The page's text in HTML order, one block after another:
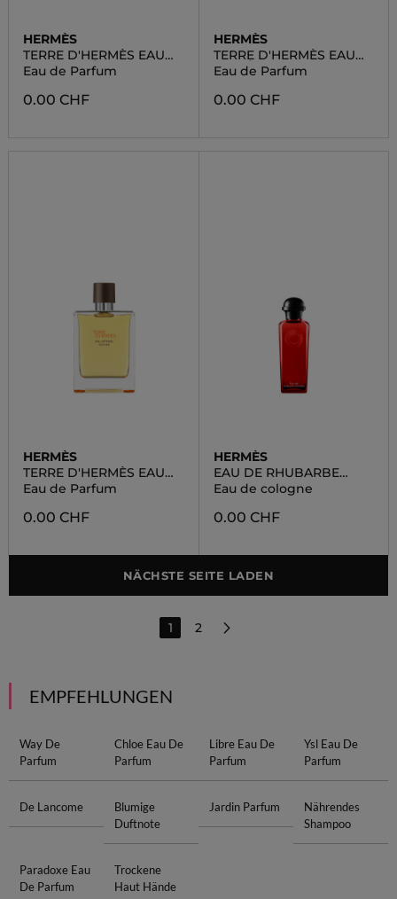
HERMÈS
TERRE D'HERMÈS EAU
INTENSE VÉTIVER
Eau de Parfum
0.00 CHF
HERMÈS
TERRE D'HERMÈS EAU
GIVRÉE
Eau de Parfum
0.00 CHF
HERMÈS
TERRE D'HERMÈS EAU
INTENSE VÉTIVER
Eau de Parfum
0.00 CHF
HERMÈS
EAU DE RHUBARBE
ECARLATE
Eau de cologne
0.00 CHF
NÄCHSTE SEITE LADEN
1 2
EMPFEHLUNGEN
Way De
Parfum
Chloe Eau De
Parfum
Libre Eau De
Parfum
Ysl Eau De
Parfum
De Lancome
Blumige
Duftnote
Jardin Parfum
Nährendes
Shampoo
Paradoxe Eau
De Parfum
Trockene
Haut Hände